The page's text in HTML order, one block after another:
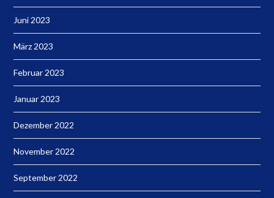
Juni 2023
März 2023
Februar 2023
Januar 2023
Dezember 2022
November 2022
September 2022